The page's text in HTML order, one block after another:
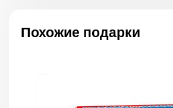
Похожие подарки